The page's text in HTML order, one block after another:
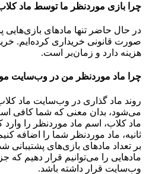
چرا بازی موردنظر ما توسط ماد
در حال حاضر تنها مادهای بازی‌هایی
صورت قانونی خریداری کرده‌ایم.
هزینه دارد و زمان‌بر است.
چرا ماد موردنظر من در وب‌سایت
روند ماد گذاری در وب‌سایت ماد
می‌شود، بدان معنی که شما کافی
ماد کلاب، اسم ماد موردنظر را وارد
ثانیه، ماد موردنظر شما را اضافه
بر تعداد مادهای بازی‌های پشتیبانی
مادهایی را می‌توانیم قرار دهیم که
وب‌سایت قرار داشته باشد.